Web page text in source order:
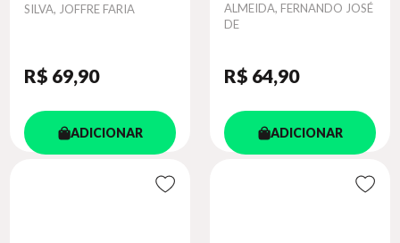
Autor
SILVA, JOFFRE FARIA
R$ 69,90
ADICIONAR
Autor
ALMEIDA, FERNANDO JOSÉ
DE
R$ 64,90
ADICIONAR